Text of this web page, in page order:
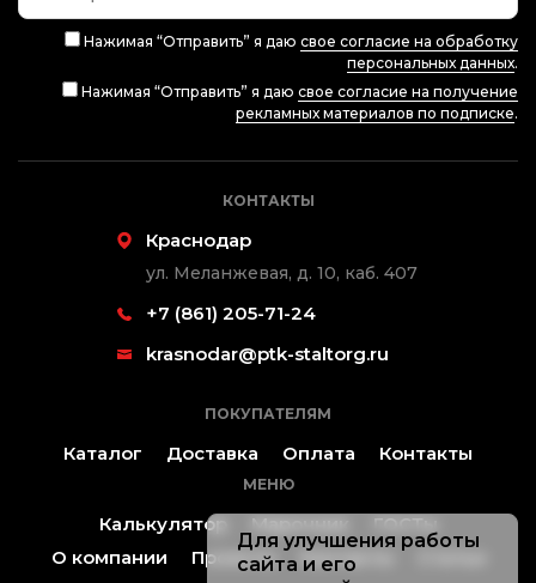
Нажимая “Отправить” я даю свое согласие на обработку
персональных данных.
Нажимая “Отправить” я даю свое согласие на получение
рекламных материалов по подписке.
КОНТАКТЫ
Краснодар
ул. Меланжевая, д. 10, каб. 407
+7 (861) 205-71-24
krasnodar@ptk-staltorg.ru
ПОКУПАТЕЛЯМ
Каталог Доставка Оплата Контакты
МЕНЮ
Калькулятор Марочник
ГОСТы
О компании
Проекты Контакты
Для улучшения работы
сайта и его